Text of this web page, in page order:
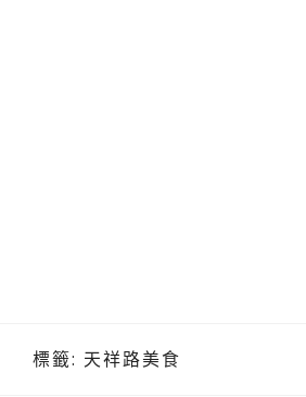
標籤: 天祥路美食